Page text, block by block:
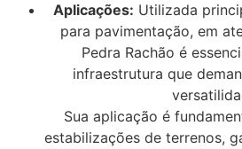
Aplicações: Utilizada
para pavimentação, em
Pedra Rachão é
infraestrutura que
Sua aplicação é
estabilizações de terrenos,